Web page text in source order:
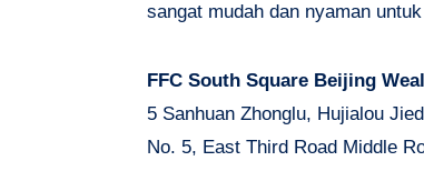
sangat mudah dan nyaman
FFC South Square Beijing
5 Sanhuan Zhonglu, Hujialou
No. 5, East Third Road Middle